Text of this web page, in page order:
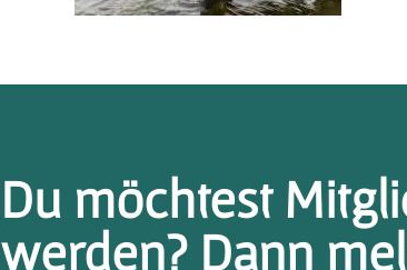
Du möchtest
werden? Dann